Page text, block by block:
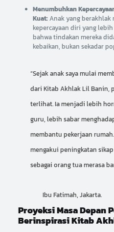
Menumbuhkan
Kuat:Anak yang berakhlak
kepercayaan diri yang
bahwa tindakan mereka
kebaikan, bukan sekadar
“Sejak anak saya mulai
dari Kitab Akhlak Lil Banin,
terlihat. Ia menjadi lebih
guru, lebih sabar
membantu pekerjaan
mengakui peningkatan
sebagai orang tua merasa
Ibu Fatimah, Jakarta.
Proyeksi Masa Depan
Berinspirasi Kitab